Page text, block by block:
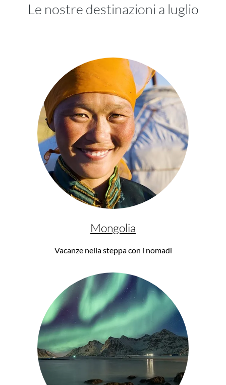
Le nostre destinazioni a luglio
Mongolia
Vacanze nella steppa con i nomadi